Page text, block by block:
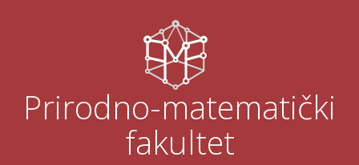
Prirodno-matematički
fakultet